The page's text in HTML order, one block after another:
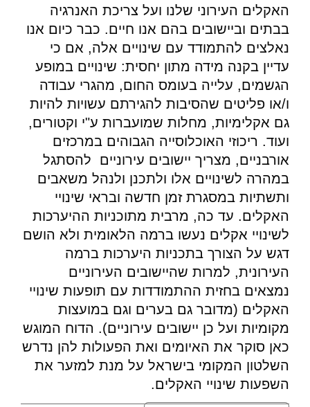
האקלים העירוני שלנו ועל צריכת האנרגיה
בבתים וביישובים בהם אנו חיים. כבר כיום אנו
נאלצים להתמודד עם שינויים אלה, אם כי
עדיין בקנה מידה מתון יחסית: שינויים במופע
הגשמים, עלייה בעומס החום, מהגרי עבודה
ו/או פליטים שהסיבות להגירתם עשויות להיות
גם אקלימיות, מחלות שמועברות ע"י וקטורים,
ועוד. ריכוזי האוכלוסייה הגבוהים במרכזים
אורבניים, מצריך יישובים עירוניים להסתגל
במהרה לשינויים אלו ולתכנן ולנהל משאבים
ותשתיות במסגרת זמן חדשה ובראי שינויי
האקלים. עד כה, מרבית מתוכניות ההיערכות
לשינויי אקלים נעשו ברמה הלאומית ולא הושם
דגש על הצורך בתכניות היערכות ברמה
העירונית, למרות שהיישובים העירוניים
נמצאים בחזית ההתמודדות עם תופעות שינויי
האקלים (מדובר גם בערים וגם במועצות
מקומיות ועל כן יישובים עירוניים). הדוח המוגש
כאן סוקר את האיומים ואת הפעולות להן נדרש
השלטון המקומי בישראל על מנת למזער את
השפעות שינויי האקלים.